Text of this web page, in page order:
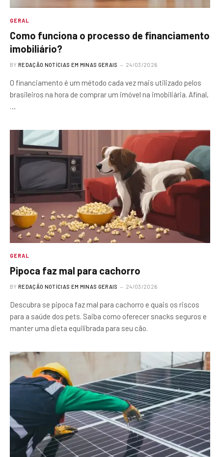
GERAL
Como funciona o processo de financiamento
imobiliário?
BY REDAÇÃO NOTÍCIAS EM MINAS GERAIS 24/03/2026
O financiamento é um método cada vez mais utilizado pelos
brasileiros na hora de comprar um imóvel na imobiliária. Afinal,
…
GERAL
Pipoca faz mal para cachorro
BY REDAÇÃO NOTÍCIAS EM MINAS GERAIS 24/03/2026
Descubra se pipoca faz mal para cachorro e quais os riscos
para a saúde dos pets. Saiba como oferecer snacks seguros e
manter uma dieta equilibrada para seu cão.